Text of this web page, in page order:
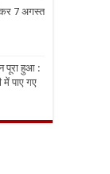
7 अगस्त
पूरा हुआ :
पाए गए